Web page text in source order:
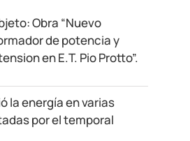
Obra “Nuevo
de potencia y
en E.T. Pio Protto”.
la energía en varias
por el temporal